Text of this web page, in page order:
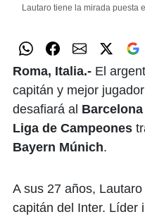
Lautaro tiene la mirada puesta
Roma, Italia.- El
capitán y mejor jugador
desafiará al Barcelona
Liga de Campeones
Bayern Múnich.
A sus 27 años,
capitán del Inter. Líder